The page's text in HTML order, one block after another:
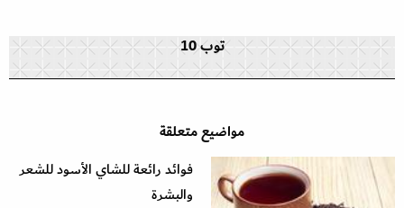
توب 10
مواضيع متعلقة
فوائد رائعة للشاي الأسود للشعر
والبشرة